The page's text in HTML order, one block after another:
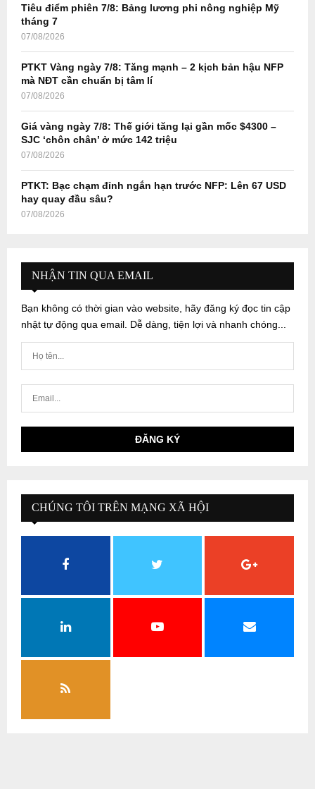
H
Tiêu điểm phiên 7/8: Bảng lương phi nông nghiệp Mỹ
tháng 7
07/08/2026
PTKT Vàng ngày 7/8: Tăng mạnh – 2 kịch bản hậu NFP
mà NĐT cần chuẩn bị tâm lí
07/08/2026
Giá vàng ngày 7/8: Thế giới tăng lại gần mốc $4300 –
SJC ‘chôn chân’ ở mức 142 triệu
07/08/2026
PTKT: Bạc chạm đỉnh ngắn hạn trước NFP: Lên 67 USD
hay quay đầu sâu?
07/08/2026
NHẬN TIN QUA EMAIL
Bạn không có thời gian vào website, hãy đăng ký đọc tin cập
nhật tự động qua email. Dễ dàng, tiện lợi và nhanh chóng...
CHÚNG TÔI TRÊN MẠNG XÃ HỘI